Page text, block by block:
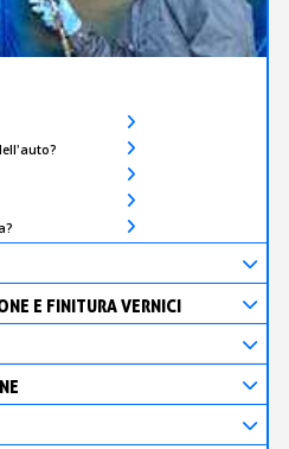
E FINITURA VERNICI